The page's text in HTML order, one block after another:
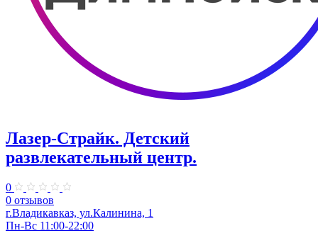
Лазер-Страйк. ​Детский
развлекательный центр.
0
0 отзывов
г.Владикавказ, ул.Калинина, 1
Пн-Вс 11:00-22:00